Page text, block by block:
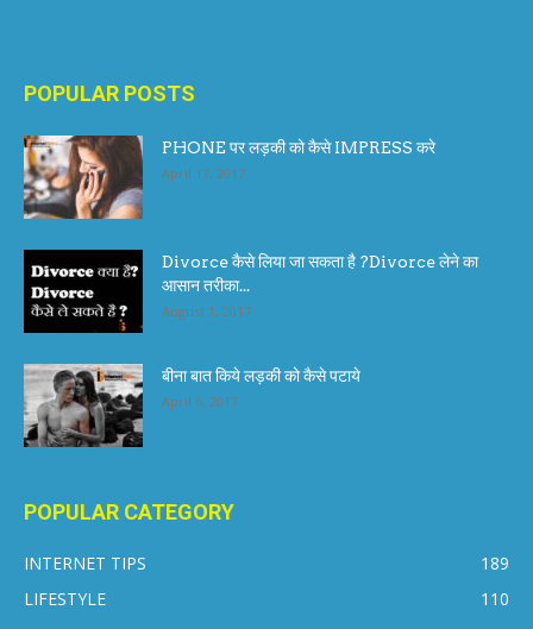
POPULAR POSTS
PHONE पर लड़की को कैसे IMPRESS करे
April 17, 2017
Divorce कैसे लिया जा सकता है ?Divorce लेने का
आसान तरीका...
August 1, 2017
बीना बात किये लड़की को कैसे पटाये
April 6, 2017
POPULAR CATEGORY
INTERNET TIPS
189
LIFESTYLE
110